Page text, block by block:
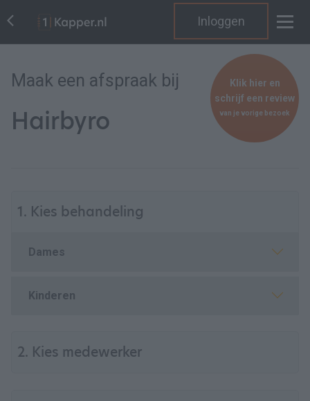
Inloggen
Maak een afspraak bij
Hairbyro
Klik hier en
schrijf een review
van je vorige bezoek
1. Kies behandeling
Dames
Kinderen
2. Kies medewerker